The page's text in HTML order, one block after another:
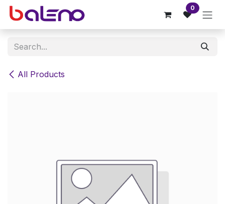
Skip to Content 0
All Products